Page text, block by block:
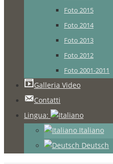
Foto 2015
Foto 2014
Foto 2013
Foto 2012
Foto 2001-2011
Galleria Video
Contatti
Lingua:
Italiano
Deutsch